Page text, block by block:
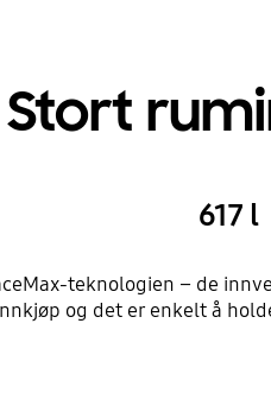
Stort
617 l
teknologien – de
og det er enkelt å